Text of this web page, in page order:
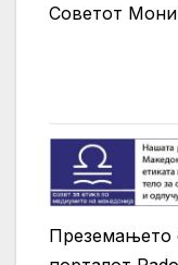
Советот
Преземањето